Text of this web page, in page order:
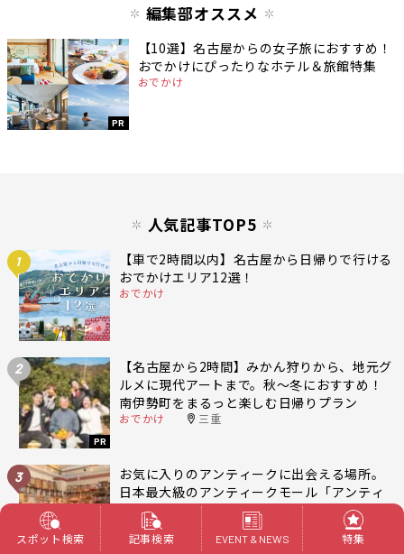
編集部オススメ
PR
【10選】名古屋からの女子旅におすすめ！
おでかけにぴったりなホテル＆旅館特集
おでかけ
人気記事TOP5
1
【車で2時間以内】名古屋から日帰りで行ける
おでかけエリア12選！
おでかけ
2
PR
【名古屋から2時間】みかん狩りから、地元グ
ルメに現代アートまで。秋〜冬におすすめ！
南伊勢町をまるっと楽しむ日帰りプラン
おでかけ 三重
3
お気に入りのアンティークに出会える場所。
日本最大級のアンティークモール「アンティ
ークマーケット吹上」
暮らし
名古屋 東区
スポット検索
記事検索 EVENT & NEWS 特集